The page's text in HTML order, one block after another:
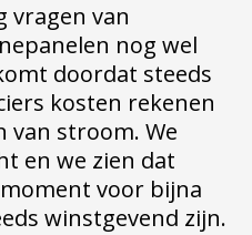
vragen van
nog wel
doordat steeds
kosten rekenen
van stroom. We
en we zien dat
voor bijna
winstgevend zijn.